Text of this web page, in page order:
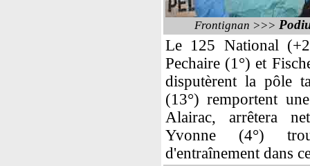
Frontignan >>>
Le 125 National
Pechaire (1°) et
disputèrent la pôle
(13°) remportent
Alairac, arrêtera
Yvonne (4°)
d'entraînement dans